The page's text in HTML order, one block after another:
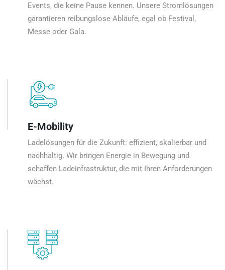
Events, die keine Pause kennen. Unsere Stromlösungen
garantieren reibungslose Abläufe, egal ob Festival,
Messe oder Gala.
E-Mobility
Ladelösungen für die Zukunft: effizient, skalierbar und
nachhaltig. Wir bringen Energie in Bewegung und
schaffen Ladeinfrastruktur, die mit Ihren Anforderungen
wächst.